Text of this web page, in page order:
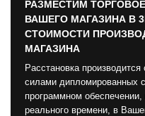
РАЗМЕСТИМ
ВАШЕГО МАГАЗИНА В
СТОИМОСТИ
МАГАЗИНА
Расстановка
силами дипломированных
программном
реального времени, в